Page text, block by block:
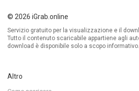
© 2026 iGrab.online
Servizio gratuito per la visualizzazione e il
Tutto il contenuto scaricabile appartiene agli
download è disponibile solo a scopo informativo.
Altro